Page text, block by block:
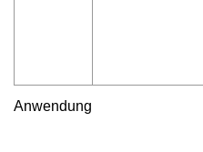
Anwendung